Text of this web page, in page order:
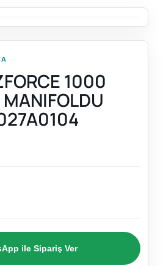
1000
ile Sipariş Ver